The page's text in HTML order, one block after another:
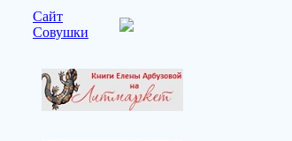
Сайт
Совушки